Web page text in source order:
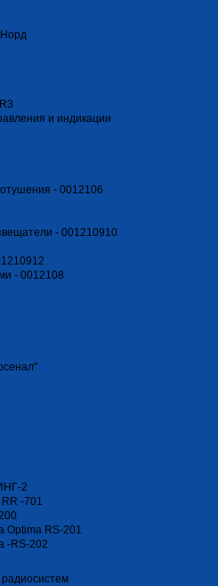
и индикации
- 0012106
- 001210910
- 0012108
2
-701
Optima RS-201
-RS-202